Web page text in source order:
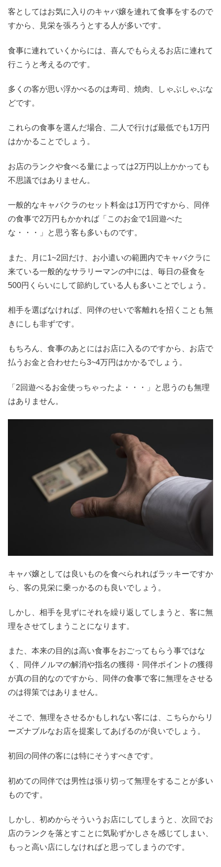
客としてはお気に入りのキャバ嬢を連れて食事をするので
すから、見栄を張ろうとする人が多いです。
食事に連れていくからには、喜んでもらえるお店に連れて
行こうと考えるのです。
多くの客が思い浮かべるのは寿司、焼肉、しゃぶしゃぶな
どです。
これらの食事を選んだ場合、二人で行けば最低でも1万円
はかかることでしょう。
お店のランクや食べる量によっては2万円以上かかっても
不思議ではありません。
一般的なキャバクラのセット料金は1万円ですから、同伴
の食事で2万円もかかれば「このお金で1回遊べた
な・・・」と思う客も多いものです。
また、月に1~2回だけ、お小遣いの範囲内でキャバクラに
来ている一般的なサラリーマンの中には、毎日の昼食を
500円くらいにして節約している人も多いことでしょう。
相手を選ばなければ、同伴のせいで客離れを招くことも無
きにしも非ずです。
もちろん、食事のあとにはお店に入るのですから、お店で
払うお金と合わせたら3~4万円はかかるでしょう。
「2回遊べるお金使っちゃったよ・・・」と思うのも無理
はありません。
キャバ嬢としては良いものを食べられればラッキーですか
ら、客の見栄に乗っかるのも良いでしょう。
しかし、相手を見ずにそれを繰り返してしまうと、客に無
理をさせてしまうことになります。
また、本来の目的は高い食事をおごってもらう事ではな
く、同伴ノルマの解消や指名の獲得・同伴ポイントの獲得
が真の目的なのですから、同伴の食事で客に無理をさせる
のは得策ではありません。
そこで、無理をさせるかもしれない客には、こちらからリ
ーズナブルなお店を提案してあげるのが良いでしょう。
初回の同伴の客には特にそうすべきです。
初めての同伴では男性は張り切って無理をすることが多い
ものです。
しかし、初めからそういうお店にしてしまうと、次回でお
店のランクを落とすことに気恥ずかしさを感じてしまい、
もっと高い店にしなければと思ってしまうのです。